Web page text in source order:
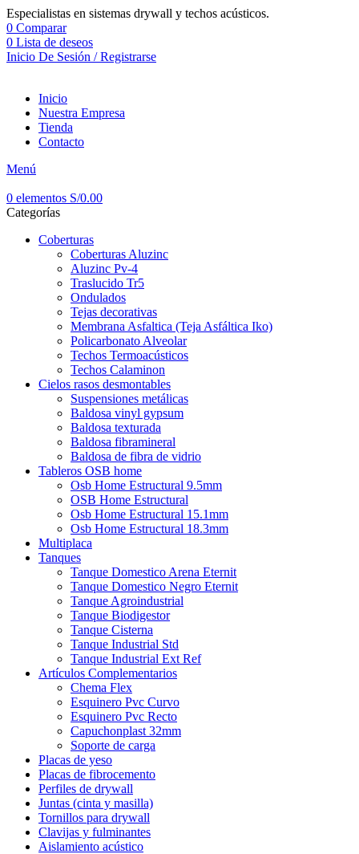
Especialistas en sistemas drywall y techos acústicos.
0 Comparar
0 Lista de deseos
Inicio De Sesión / Registrarse
Inicio
Nuestra Empresa
Tienda
Contacto
Menú
0 elementos S/0.00
Categorías
Coberturas
Coberturas Aluzinc
Aluzinc Pv-4
Traslucido Tr5
Ondulados
Tejas decorativas
Membrana Asfaltica (Teja Asfáltica Iko)
Policarbonato Alveolar
Techos Termoacústicos
Techos Calaminon
Cielos rasos desmontables
Suspensiones metálicas
Baldosa vinyl gypsum
Baldosa texturada
Baldosa fibramineral
Baldosa de fibra de vidrio
Tableros OSB home
Osb Home Estructural 9.5mm
OSB Home Estructural
Osb Home Estructural 15.1mm
Osb Home Estructural 18.3mm
Multiplaca
Tanques
Tanque Domestico Arena Eternit
Tanque Domestico Negro Eternit
Tanque Agroindustrial
Tanque Biodigestor
Tanque Cisterna
Tanque Industrial Std
Tanque Industrial Ext Ref
Artículos Complementarios
Chema Flex
Esquinero Pvc Curvo
Esquinero Pvc Recto
Capuchonplast 32mm
Soporte de carga
Placas de yeso
Placas de fibrocemento
Perfiles de drywall
Juntas (cinta y masilla)
Tornillos para drywall
Clavijas y fulminantes
Aislamiento acústico